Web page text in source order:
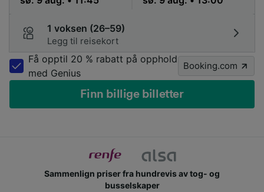
1 voksen (26–59)
Legg til reisekort
Få opptil 20 % rabatt på opphold
med Genius
Booking.com
Finn billige billetter
Slutt deg til millioner av mennesker som bruker oss
hver dag